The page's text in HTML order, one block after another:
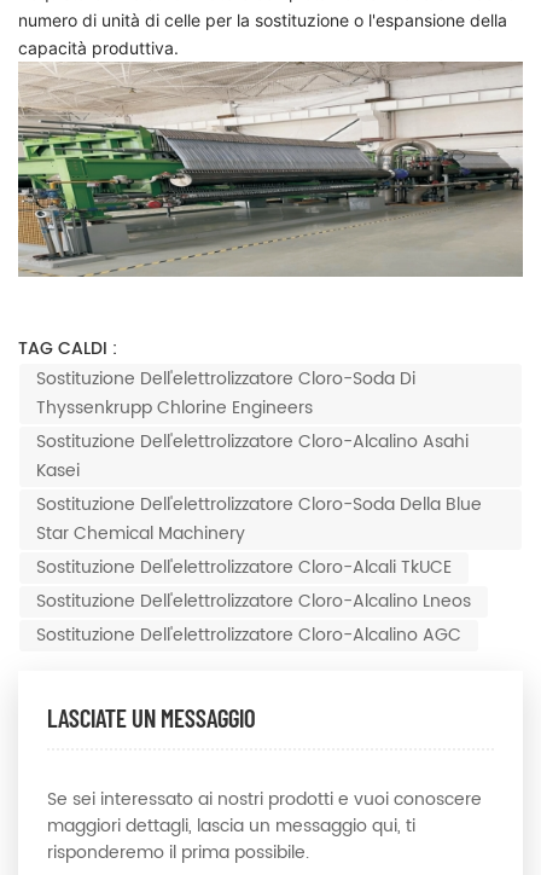
numero di unità di celle per la sostituzione o l'espansione della
capacità produttiva.
TAG CALDI :
Sostituzione Dell'elettrolizzatore Cloro-Soda Di
Thyssenkrupp Chlorine Engineers
Sostituzione Dell'elettrolizzatore Cloro-Alcalino Asahi
Kasei
Sostituzione Dell'elettrolizzatore Cloro-Soda Della Blue
Star Chemical Machinery
Sostituzione Dell'elettrolizzatore Cloro-Alcali TkUCE
Sostituzione Dell'elettrolizzatore Cloro-Alcalino Lneos
Sostituzione Dell'elettrolizzatore Cloro-Alcalino AGC
LASCIATE UN MESSAGGIO
Se sei interessato ai nostri prodotti e vuoi conoscere
maggiori dettagli, lascia un messaggio qui, ti
risponderemo il prima possibile.